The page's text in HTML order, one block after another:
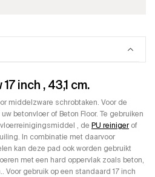
inch , 43,1 cm.
middelzware schrobtaken. Voor de
betonvloer of Beton Floor. Te gebruiken
, de PU reinigerof
In combinatie met daarvoor
kan deze pad ook worden gebruikt
met een hard oppervlak zoals beton,
Voor gebruik op een standaard 17 inch